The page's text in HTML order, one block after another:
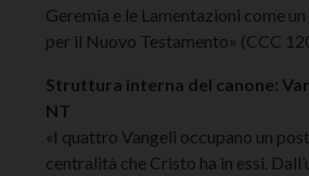
Geremia e le Lamentazioni come
per il Nuovo Testamento» (CCC
Struttura interna del canone:
NT
«I quattro Vangeli occupano un
centralità che Cristo ha in essi.